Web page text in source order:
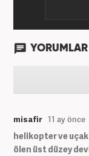
YORUMLAR
misafir 11 ay önce
helikopter ve
ölen üst düzey